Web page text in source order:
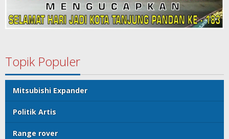
Topik Populer
Mitsubishi Expander
Politik Artis
Range rover